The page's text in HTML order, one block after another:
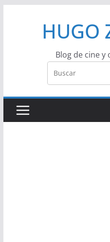
HUGO
Blog de cine y